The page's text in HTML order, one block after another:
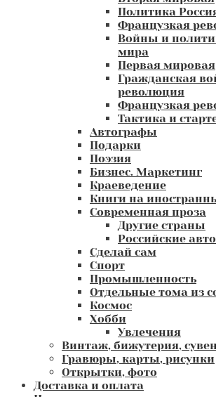
Политика
Французкая
Войны и
мира
Первая мировая
Гражданская
революция
Французкая
Тактика и
Автографы
Подарки
Поэзия
Бизнес. Маркетинг
Краеведение
Книги на
Современная проза
Другие страны
Российские
Сделай сам
Спорт
Промышленность
Отдельные тома из
Космос
Хобби
Увлечения
Винтаж, бижутерия,
Гравюры, карты, рисунки
Открытки, фото
Доставка и оплата